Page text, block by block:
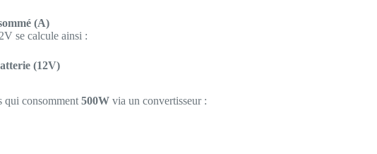
(A)
se calcule ainsi :
(12V)
qui consomment 500W via un convertisseur :